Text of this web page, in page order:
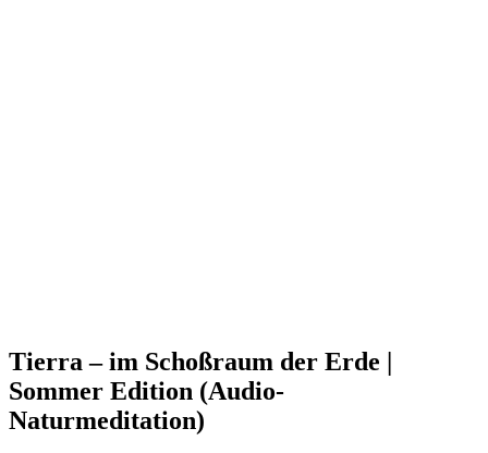
Tierra – im Schoßraum der Erde |
Sommer Edition (Audio-
Naturmeditation)